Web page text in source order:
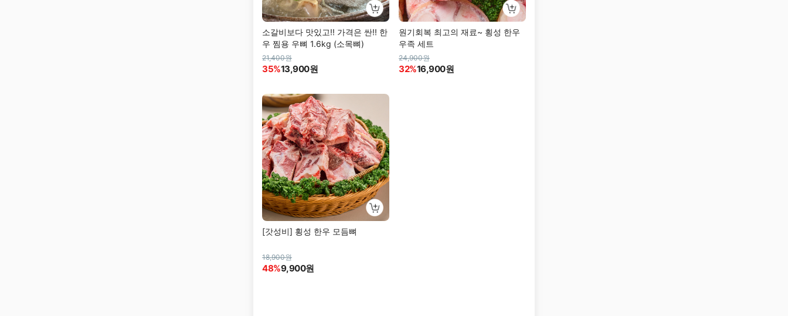
소갈비보다 맛있고!! 가격은 싼!! 한
우 찜용 우뼈 1.6kg (소목뼈)
21,400원
35%13,900원
원기회복 최고의 재료~ 횡성 한우
우족 세트
24,900원
32%16,900원
[갓성비] 횡성 한우 모듬뼈
18,900원
48%9,900원